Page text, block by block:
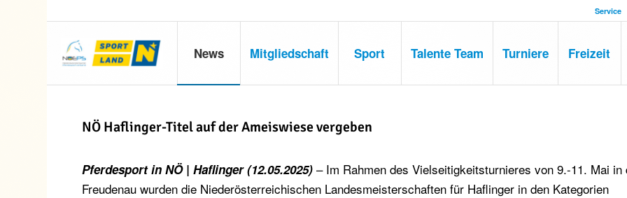
Service
News Mitgliedschaft Sport Talente Team Turniere Freizeit
NÖ Haflinger-Titel auf der Ameiswiese vergeben
Pferdesport in NÖ | Haflinger (12.05.2025) – Im Rahmen des Vielseitigkeitsturnieres von 9.-11. Mai in
Freudenau wurden die Niederösterreichischen Landesmeisterschaften für Haflinger in den Kategorien